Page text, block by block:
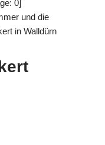
0]
und die
in Walldürn